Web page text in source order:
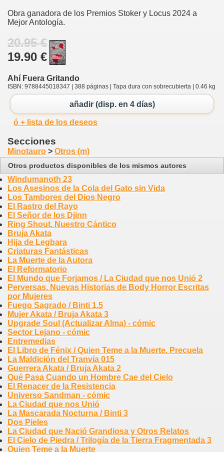
Obra ganadora de los Premios Stoker y Locus 2024 a
Mejor Antología.
20.95 €
19.90 €
Ahí Fuera Gritando
ISBN: 9788445018347 | 388 páginas | Tapa dura con sobrecubierta | 0.46 kg
añadir (disp. en 4 días)
ó + lista de los deseos
Secciones
Minotauro > Otros (m)
Otros productos disponibles de los mismos autores
Windumanoth 23
Los Asesinos de la Cola del Gato sin Vida
Los Tambores del Dios Negro
El Rastro del Rayo
El Señor de los Djinn
Ring Shout. Nuestro Cántico
Bruja Akata
Hija de Legbara
Criaturas Fantásticas
La Muerte de la Autora
El Reformatorio
El Mundo que Forjamos / La Ciudad que nos Unió 2
Perversas. Nuevas Historias de Body Horror Escritas
por Mujeres
Fuego Sagrado / Binti 1.5
Mujer Akata / Bruja Akata 3
Upgrade Soul (Actualizar Alma) - cómic
Sector Lejano - cómic
Entremedias
El Libro de Fénix / Quien Teme a la Muerte. Precuela
La Maldición del Tranvía 015
Guerrera Akata / Bruja Akata 2
Qué Pasa Cuando un Hombre Cae del Cielo
El Renacer de la Resistencia
Universo Sandman - cómic
La Ciudad que nos Unió
La Mascarada Nocturna / Binti 3
Dos Pieles
La Ciudad que Nació Grandiosa y Otros Relatos
El Cielo de Piedra / Trilogía de la Tierra Fragmentada 3
Quien Teme a la Muerte